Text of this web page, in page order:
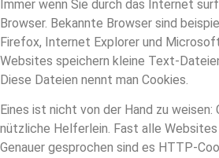
Immer wenn Sie durch das Internet
Browser. Bekannte Browser sind
Firefox, Internet Explorer und
Websites speichern kleine Text-
Diese Dateien nennt man Cookies.
Eines ist nicht von der Hand zu weisen:
nützliche Helferlein. Fast alle Websites
Genauer gesprochen sind es HTTP-